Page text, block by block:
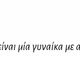
μία γυ­ναί­κα